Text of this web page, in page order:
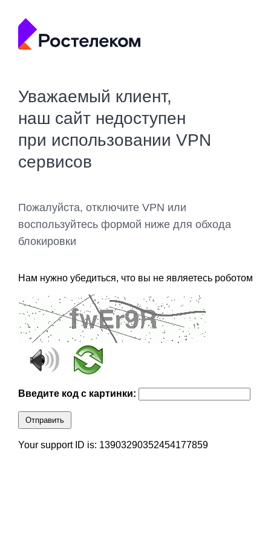
Уважаемый клиент,
наш сайт недоступен
при использовании VPN
сервисов
Пожалуйста, отключите VPN или
воспользуйтесь формой ниже для обхода
блокировки
Нам нужно убедиться, что вы не являетесь роботом
Введите код с картинки:
Отправить
Your support ID is: 13903290352454177859